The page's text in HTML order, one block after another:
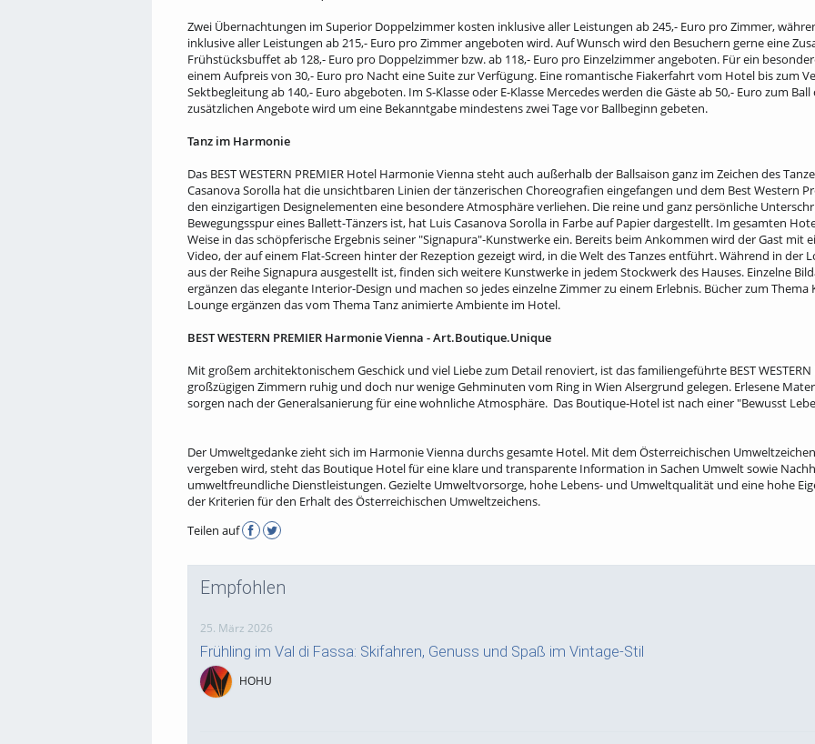
Zwei Übernachtungen im Superior Doppelzimmer kosten inklusive aller Leistungen ab 245,- Euro pro Zimmer,
inklusive aller Leistungen ab 215,- Euro pro Zimmer angeboten wird. Auf Wunsch wird den Besuchern gerne eine
Frühstücksbuffet ab 128,- Euro pro Doppelzimmer bzw. ab 118,- Euro pro Einzelzimmer angeboten. Für ein
einem Aufpreis von 30,- Euro pro Nacht eine Suite zur Verfügung. Eine romantische Fiakerfahrt vom Hotel bis zum
Sektbegleitung ab 140,- Euro abgeboten. Im S-Klasse oder E-Klasse Mercedes werden die Gäste ab 50,- Euro zum
zusätzlichen Angebote wird um eine Bekanntgabe mindestens zwei Tage vor Ballbeginn gebeten.
Tanz im Harmonie
Das BEST WESTERN PREMIER Hotel Harmonie Vienna steht auch außerhalb der Ballsaison ganz im Zeichen des
Casanova Sorolla hat die unsichtbaren Linien der tänzerischen Choreografien eingefangen und dem Best Western
den einzigartigen Designelementen eine besondere Atmosphäre verliehen. Die reine und ganz persönliche
Bewegungsspur eines Ballett-Tänzers ist, hat Luis Casanova Sorolla in Farbe auf Papier dargestellt. Im gesamten
Weise in das schöpferische Ergebnis seiner "Signapura"-Kunstwerke ein. Bereits beim Ankommen wird der Gast mit
Video, der auf einem Flat-Screen hinter der Rezeption gezeigt wird, in die Welt des Tanzes entführt. Während in der
aus der Reihe Signapura ausgestellt ist, finden sich weitere Kunstwerke in jedem Stockwerk des Hauses. Einzelne
ergänzen das elegante Interior-Design und machen so jedes einzelne Zimmer zu einem Erlebnis. Bücher zum
Lounge ergänzen das vom Thema Tanz animierte Ambiente im Hotel.
BEST WESTERN PREMIER Harmonie Vienna - Art.Boutique.Unique
Mit großem architektonischem Geschick und viel Liebe zum Detail renoviert, ist das familiengeführte BEST
großzügigen Zimmern ruhig und doch nur wenige Gehminuten vom Ring in Wien Alsergrund gelegen. Erlesene
sorgen nach der Generalsanierung für eine wohnliche Atmosphäre. Das Boutique-Hotel ist nach einer "Bewusst
Der Umweltgedanke zieht sich im Harmonie Vienna durchs gesamte Hotel. Mit dem Österreichischen
vergeben wird, steht das Boutique Hotel für eine klare und transparente Information in Sachen Umwelt sowie
umweltfreundliche Dienstleistungen. Gezielte Umweltvorsorge, hohe Lebens- und Umweltqualität und eine hohe
der Kriterien für den Erhalt des Österreichischen Umweltzeichens.
Teilen auf
Empfohlen
25. März 2026
Frühling im Val di Fassa: Skifahren, Genuss und Spaß im Vintage-Stil
HOHU